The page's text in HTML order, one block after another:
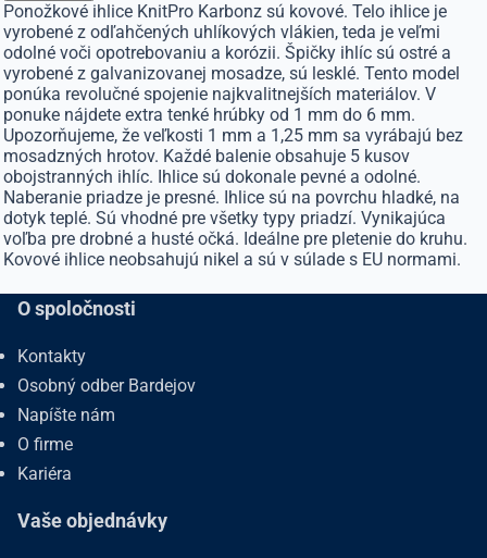
Ponožkové ihlice KnitPro Karbonz sú kovové. Telo ihlice je
vyrobené z odľahčených uhlíkových vlákien, teda je veľmi
odolné voči opotrebovaniu a korózii. Špičky ihlíc sú ostré a
vyrobené z galvanizovanej mosadze, sú lesklé. Tento model
ponúka revolučné spojenie najkvalitnejších materiálov. V
ponuke nájdete extra tenké hrúbky od 1 mm do 6 mm.
Upozorňujeme, že veľkosti 1 mm a 1,25 mm sa vyrábajú bez
mosadzných hrotov. Každé balenie obsahuje 5 kusov
obojstranných ihlíc. Ihlice sú dokonale pevné a odolné.
Naberanie priadze je presné. Ihlice sú na povrchu hladké, na
dotyk teplé. Sú vhodné pre všetky typy priadzí. Vynikajúca
voľba pre drobné a husté očká. Ideálne pre pletenie do kruhu.
Kovové ihlice neobsahujú nikel a sú v súlade s EU normami.
O spoločnosti
Kontakty
Osobný odber Bardejov
Napíšte nám
O firme
Kariéra
Vaše objednávky